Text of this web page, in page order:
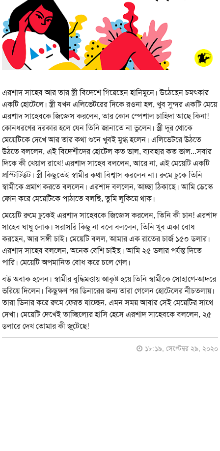
এরশাদ সাহেব আর তার স্ত্রী বিদেশে গিয়েছেন হানিমুনে। উঠেছেন চমৎকার
একটি হোটেলে। স্ত্রী যখন এলিভেটরের দিকে রওনা হল, খুব সুন্দর একটি মেয়ে
এরশাদ সাহেবকে জিজ্ঞেস করলেন, তার কোন স্পেশাল চাহিদা আছে কিনা!
কোনধরণের দরকার হলে যেন তিনি জানাতে না ভুলেন। স্ত্রী দূর থােকে
মেয়েটিকে দেখে আর তার কথা শুনে খুবই মুগ্ধ হলেন। এলিভেটরে উঠতে
উঠতে বললেন, এই বিদেশীদের হোটেল কত ভাল, ব্যবহার কত ভাল...সবার
দিকে কী খেয়াল রাখে! এরশাদ সাহেব বললেন, আরে না, এই মেয়েটি একটি
প্রস্টিটিউট। স্ত্রী কিছুতেই স্বামীর কথা বিশ্বাস করলেন না। রুমে ঢুকে তিনি
স্বামীকে প্রমাণ করতে বললেন। এরশাদ বললেন, আচ্ছা ঠিকাছে। আমি ডেস্কে
ফোন করে মেয়েটিকে পাঠাতে বলছি, তুমি লুকিয়ে থাক।
মেয়েটি রুমে ঢুকেই এরশাদ সাহেবকে জিজ্ঞেস করলেন, তিনি কী চান! এরশাদ
সাহেব ঘাঘু লােক। সরাসরি কিছু না বলে বললেন, তিনি খুব একা বােধ
করছেন, আর সঙ্গী চাই। মেয়েটি বলল, আমার এক রাতের চার্জ ১৫০ ডলার।
এরশাদ সাহেব বললেন, অনেক বেশি চাইছ। আমি ২৫ ডলার পর্যন্ত দিতে
পারি। মেয়েটি অপমানিত বােধ করে চলে গেল।
বউ অবাক হলেন। স্বামীর বুদ্ধিমত্তায় আকৃষ্ট হয়ে তিনি স্বামীকে সােহাগে-আদরে
ভরিয়ে দিলেন। কিছুক্ষণ পর ডিনারের জন্য তারা গেলেন হােটেলের নীচতলায়।
তারা ডিনার করে রুমে ফেরত যাচ্ছেন, এমন সময় আবার সেই মেয়েটির সাথে
দেখা। মেয়েটি দেখেই তাচ্ছিল্যের হাসি হেসে এরশাদ সাহেবকে বললেন, ২৫
ডলারে দেখ তােমার কী জুটেছে!
১৮:১৯, সেপ্টেম্বর ২৯, ২০২০